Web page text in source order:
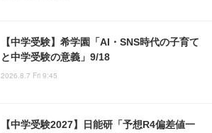
【中学受験】希学園「AI・SNS時代の子育て
と中学受験の意義」9/18
2026.8.7 Fri 9:45
【中学受験2027】日能研「予想R4偏差値一